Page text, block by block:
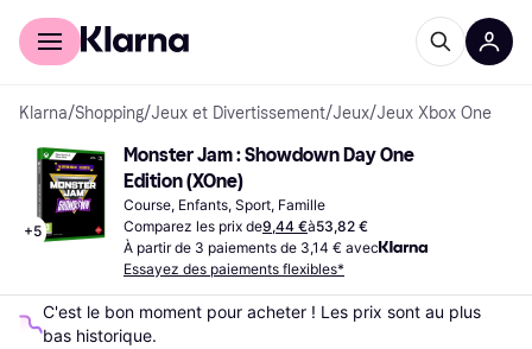
Acheter avec Klarna
Klarna/Shopping/Jeux et Divertissement/Jeux/Jeux Xbox One
+5
Monster Jam : Showdown Day One
Edition (XOne)
Course, Enfants, Sport, Famille
Comparez les prix de9,44 €à53,82 €
À partir de 3 paiements de 3,14 € avec
Essayez des paiements flexibles*
C'est le bon moment pour acheter ! Les prix sont au plus
bas historique.